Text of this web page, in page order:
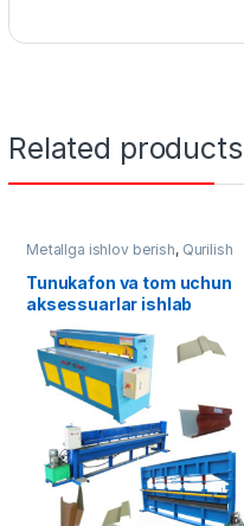
Related products
Metallga ishlov berish, Qurilish
uskunalari
Tunukafon va tom uchun
aksessuarlar ishlab
chiqarish liniyasi